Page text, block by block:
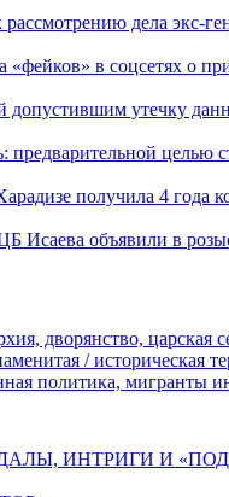
рассмотрению дела экс-
«фейков» в соцсетях о
допустившим утечку
предварительной
получила 4 года
Исаева объявили в
дворянство, царская
/ историческая
политика, мигранты
ИНТРИГИ И